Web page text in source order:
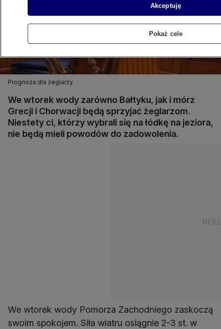
Prognoza dla żeglarzy
We wtorek wody zarówno Bałtyku, jak i mórz
Grecji i Chorwacji będą sprzyjać żeglarzom.
Niestety ci, którzy wybrali się na łódkę na jeziora,
nie będą mieli powodów do zadowolenia.
We wtorek wody Pomorza Zachodniego zaskoczą
swoim spokojem. Siła wiatru osiągnie 2-3 st. w
Akceptuję
Pokaż cele